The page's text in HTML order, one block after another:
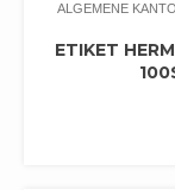
ALGEMENE
ETIKET